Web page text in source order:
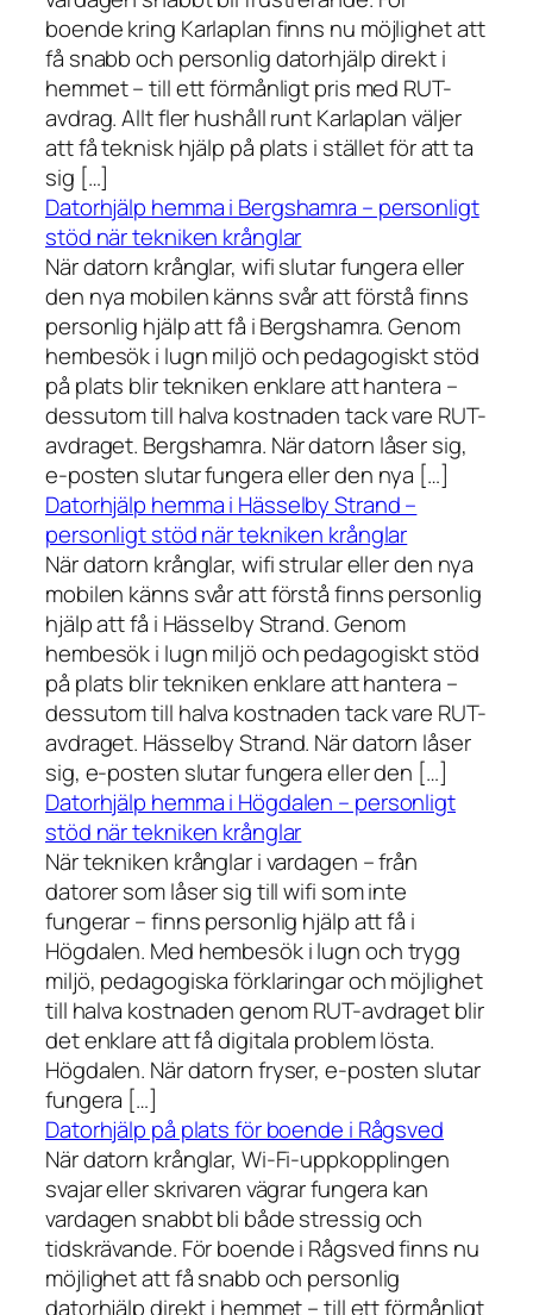
boende kring Karlaplan finns nu möjlighet att
få snabb och personlig datorhjälp direkt i
hemmet – till ett förmånligt pris med RUT-
avdrag. Allt fler hushåll runt Karlaplan väljer
att få teknisk hjälp på plats i stället för att ta
sig […]
Datorhjälp hemma i Bergshamra – personligt
stöd när tekniken krånglar
När datorn krånglar, wifi slutar fungera eller
den nya mobilen känns svår att förstå finns
personlig hjälp att få i Bergshamra. Genom
hembesök i lugn miljö och pedagogiskt stöd
på plats blir tekniken enklare att hantera –
dessutom till halva kostnaden tack vare RUT-
avdraget. Bergshamra. När datorn låser sig,
e-posten slutar fungera eller den nya […]
Datorhjälp hemma i Hässelby Strand –
personligt stöd när tekniken krånglar
När datorn krånglar, wifi strular eller den nya
mobilen känns svår att förstå finns personlig
hjälp att få i Hässelby Strand. Genom
hembesök i lugn miljö och pedagogiskt stöd
på plats blir tekniken enklare att hantera –
dessutom till halva kostnaden tack vare RUT-
avdraget. Hässelby Strand. När datorn låser
sig, e-posten slutar fungera eller den […]
Datorhjälp hemma i Högdalen – personligt
stöd när tekniken krånglar
När tekniken krånglar i vardagen – från
datorer som låser sig till wifi som inte
fungerar – finns personlig hjälp att få i
Högdalen. Med hembesök i lugn och trygg
miljö, pedagogiska förklaringar och möjlighet
till halva kostnaden genom RUT-avdraget blir
det enklare att få digitala problem lösta.
Högdalen. När datorn fryser, e-posten slutar
fungera […]
Datorhjälp på plats för boende i Rågsved
När datorn krånglar, Wi-Fi-uppkopplingen
svajar eller skrivaren vägrar fungera kan
vardagen snabbt bli både stressig och
tidskrävande. För boende i Rågsved finns nu
möjlighet att få snabb och personlig
datorhjälp direkt i hemmet – till ett förmånligt